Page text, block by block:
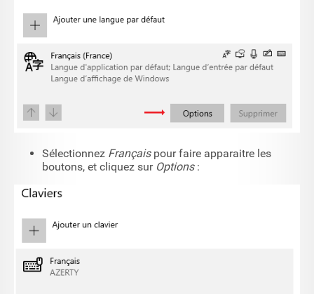
Sélectionnez Françaispour faire apparaitre les
boutons, et cliquez sur Options: